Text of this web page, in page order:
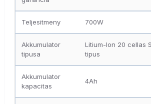
Teljesitmeny 700W
Akkumulator
tipusa
Litium-Ion 20 cellas
tipus
Akkumulator
kapacitas
4Ah